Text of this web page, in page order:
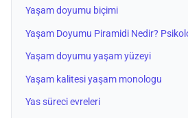
Yaşam doyumu biçimi
Yaşam Doyumu Piramidi Nedir?
Yaşam doyumu yaşam yüzeyi
Yaşam kalitesi yaşam monologu
Yas süreci evreleri